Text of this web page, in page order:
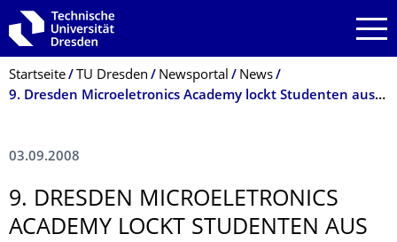
Zur Hauptnavigation springen
Zur Suche springen
Zum Inhalt springen
Breadcrumb-Menü
Startseite TU Dresden Newsportal
News
9. Dresden Microeletronics Academy lockt Studenten aus ganz Europa nach Dresden
03.09.2008
9. DRESDEN MICROELETRONICS
ACADEMY LOCKT STUDENTEN AUS